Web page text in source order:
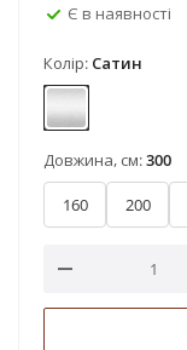
Є в наявності
Колір: Сатин
Сатин
Довжина, см:300
160 200